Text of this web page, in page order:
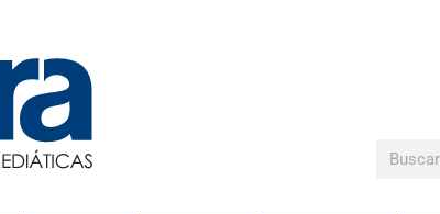
Buscar